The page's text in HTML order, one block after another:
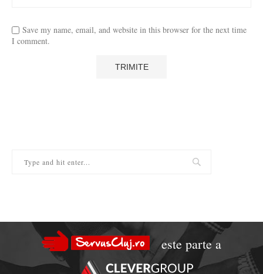
Save my name, email, and website in this browser for the next time
I comment.
este parte a